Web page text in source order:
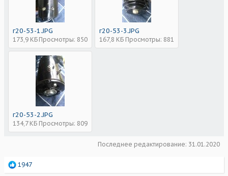
г20-53-1.JPG
173,9 КБ Просмотры: 850
г20-53-3.JPG
167,8 КБ Просмотры: 881
г20-53-2.JPG
134,7 КБ Просмотры: 809
Последнее редактирование: 31.01.2020
Р1947